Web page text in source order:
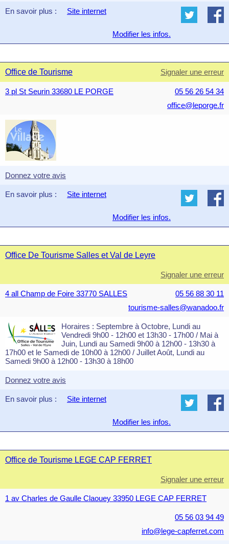
En savoir plus : Site internet
Modifier les infos.
Office de Tourisme Signaler une erreur
3 pl St Seurin 33680 LE PORGE
05 56 26 54 34
office@leporge.fr
Donnez votre avis
En savoir plus : Site internet
Modifier les infos.
Office De Tourisme Salles et Val de Leyre
Signaler une erreur
4 all Champ de Foire 33770 SALLES
05 56 88 30 11
tourisme-salles@wanadoo.fr
Horaires : Septembre à Octobre, Lundi au
Vendredi 9h00 - 12h00 et 13h30 - 17h00 / Mai à
Juin, Lundi au Samedi 9h00 à 12h00 - 13h30 à
17h00 et le Samedi de 10h00 à 12h00 / Juillet Août, Lundi au
Samedi 9h00 à 12h00 - 13h30 à 18h00
Donnez votre avis
En savoir plus : Site internet
Modifier les infos.
Office de Tourisme LEGE CAP FERRET
Signaler une erreur
1 av Charles de Gaulle Claouey 33950 LEGE CAP FERRET
05 56 03 94 49
info@lege-capferret.com